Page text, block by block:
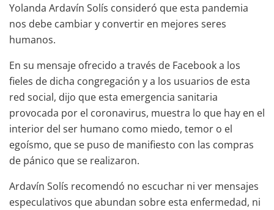
Yolanda Ardavín Solís consideró que esta pandemia
nos debe cambiar y convertir en mejores seres
humanos.
En su mensaje ofrecido a través de Facebook a los
fieles de dicha congregación y a los usuarios de esta
red social, dijo que esta emergencia sanitaria
provocada por el coronavirus, muestra lo que hay en el
interior del ser humano como miedo, temor o el
egoísmo, que se puso de manifiesto con las compras
de pánico que se realizaron.
Ardavín Solís recomendó no escuchar ni ver mensajes
especulativos que abundan sobre esta enfermedad, ni